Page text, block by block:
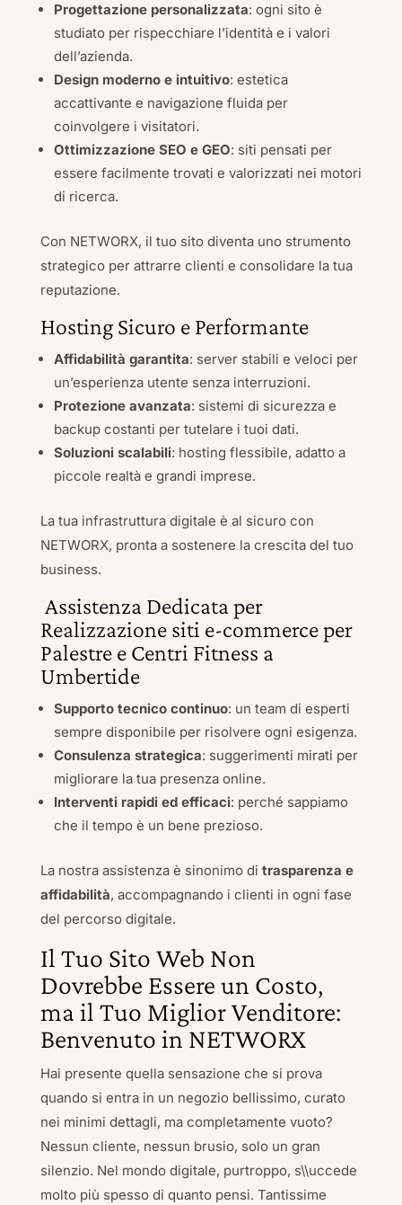
Progettazione personalizzata: ogni sito è
studiato per rispecchiare l’identità e i valori
dell’azienda.
Design moderno e intuitivo: estetica
accattivante e navigazione fluida per
coinvolgere i visitatori.
Ottimizzazione SEO e GEO: siti pensati per
essere facilmente trovati e valorizzati nei motori
di ricerca.
Con NETWORX, il tuo sito diventa uno strumento
strategico per attrarre clienti e consolidare la tua
reputazione.
Hosting Sicuro e Performante
Affidabilità garantita: server stabili e veloci per
un’esperienza utente senza interruzioni.
Protezione avanzata: sistemi di sicurezza e
backup costanti per tutelare i tuoi dati.
Soluzioni scalabili: hosting flessibile, adatto a
piccole realtà e grandi imprese.
La tua infrastruttura digitale è al sicuro con
NETWORX, pronta a sostenere la crescita del tuo
business.
Assistenza Dedicata per
Realizzazione siti e-commerce per
Palestre e Centri Fitness a
Umbertide
Supporto tecnico continuo: un team di esperti
sempre disponibile per risolvere ogni esigenza.
Consulenza strategica: suggerimenti mirati per
migliorare la tua presenza online.
Interventi rapidi ed efficaci: perché sappiamo
che il tempo è un bene prezioso.
La nostra assistenza è sinonimo di trasparenza e
affidabilità, accompagnando i clienti in ogni fase
del percorso digitale.
Il Tuo Sito Web Non
Dovrebbe Essere un Costo,
ma il Tuo Miglior Venditore:
Benvenuto in NETWORX
Hai presente quella sensazione che si prova
quando si entra in un negozio bellissimo, curato
nei minimi dettagli, ma completamente vuoto?
Nessun cliente, nessun brusio, solo un gran
silenzio. Nel mondo digitale, purtroppo, s\\uccede
molto più spesso di quanto pensi. Tantissime